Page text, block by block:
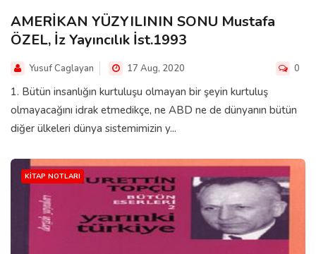
AMERİKAN YÜZYILININ SONU Mustafa
ÖZEL, İz Yayıncılık İst.1993
Yusuf Caglayan 17 Aug, 2020 0
1. Bütün insanlığın kurtuluşu olmayan bir şeyin kurtuluş
olmayacağını idrak etmedikçe, ne ABD ne de dünyanın bütün
diğer ülkeleri dünya sistemimizin y...
KITAP NOTLARI